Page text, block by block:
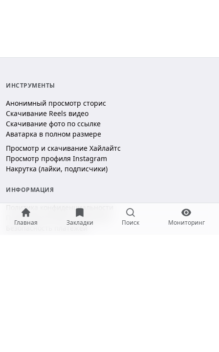
Главная Закладки Поиск Мониторинг
ИНСТРУМЕНТЫ
Анонимный просмотр сторис
Скачивание Reels видео
Скачивание фото по ссылке
Аватарка в полном размере
Просмотр и скачивание Хайлайтс
Просмотр профиля Instagram
Накрутка (лайки, подписчики)
ИНФОРМАЦИЯ
Политика конфиденциальности
Пользовательское соглашение
Безопасность платежей